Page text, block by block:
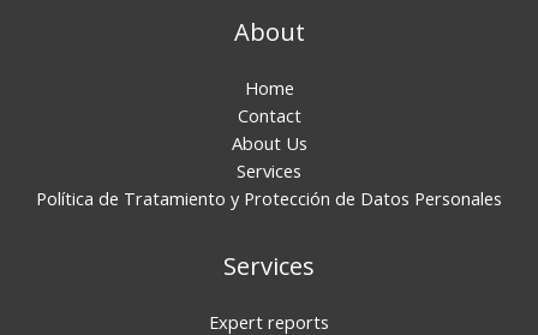
About
Home
Contact
About Us
Services
Política de Tratamiento y Protección de Datos Personales
Services
Expert reports